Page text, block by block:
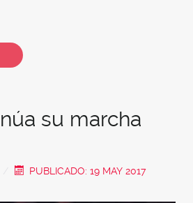
su marcha
PUBLICADO: 19 MAY 2017